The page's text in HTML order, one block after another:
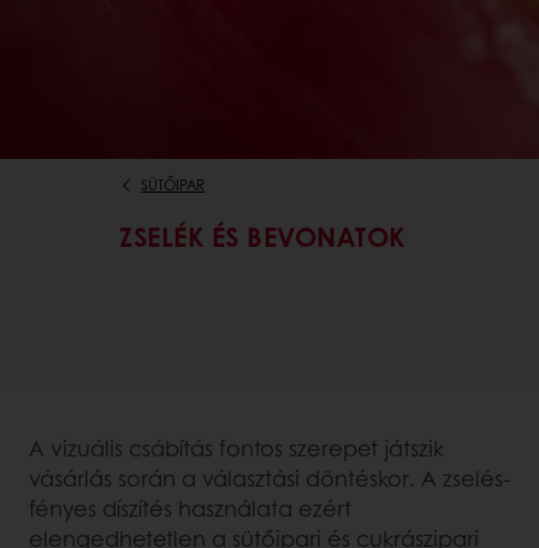
SÜTŐIPAR
ZSELÉK ÉS BEVONATOK
A vizuális csábítás fontos szerepet játszik
vásárlás során a választási döntéskor. A zselés-
fényes díszítés használata ezért
elengedhetetlen a sütőipari és cukrászipari